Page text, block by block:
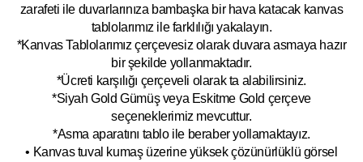
zarafeti ile duvarlarınıza bambaşka bir hava katacak kanvas
tablolarımız ile farklılığı yakalayın.
*Kanvas Tablolarımız çerçevesiz olarak duvara asmaya hazır
bir şekilde yollanmaktadır.
*Ücreti karşılığı çerçeveli olarak ta alabilirsiniz.
*Siyah Gold Gümüş veya Eskitme Gold çerçeve
seçeneklerimiz mevcuttur.
*Asma aparatını tablo ile beraber yollamaktayız.
• Kanvas tuval kumaş üzerine yüksek çözünürlüklü görsel